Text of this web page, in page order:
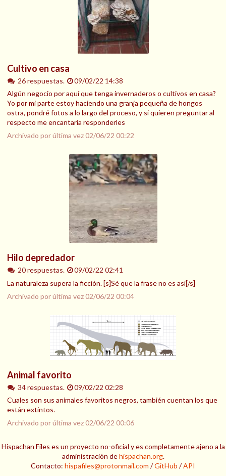
Cultivo en casa
26 respuestas.
09/02/22 14:38
Algún negocio por aquí que tenga invernaderos o cultivos en casa?
Yo por mi parte estoy haciendo una granja pequeña de hongos
ostra, pondré fotos a lo largo del proceso, y si quieren preguntar al
respecto me encantaría responderles
Archivado por última vez02/06/22 00:22
Hilo depredador
20 respuestas.
09/02/22 02:41
La naturaleza supera la ficción. [s]Sé que la frase no es así[/s]
Archivado por última vez02/06/22 00:04
Animal favorito
34 respuestas.
09/02/22 02:28
Cuales son sus animales favoritos negros, también cuentan los que
están extintos.
Archivado por última vez02/06/22 00:06
Hispachan Files es un proyecto no-oficial y es completamente ajeno a la
administración dehispachan.org.
Contacto: hispafiles@protonmail.com /GitHub /API